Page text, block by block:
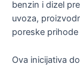
benzin i dizel
uvoza,
poreske
Ova inicijativa